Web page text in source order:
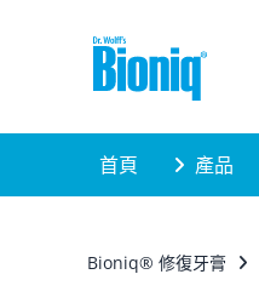
首頁 產品
Bioniq® 修復牙膏